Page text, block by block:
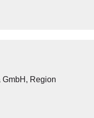
GmbH, Region